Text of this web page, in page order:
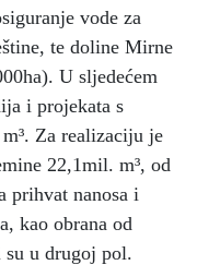
vode za
te doline Mirne
U sljedećem
i projekata s
Za realizaciju je
22,1mil. m³, od
prihvat nanosa i
kao obrana od
su u drugoj pol.